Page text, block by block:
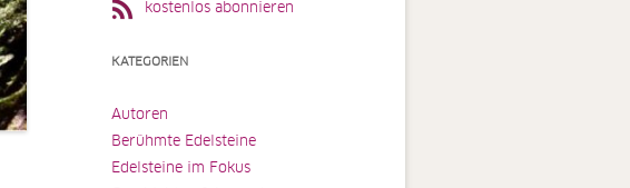
kostenlos abonnieren
KATEGORIEN
Autoren
Berühmte Edelsteine
Edelsteine im Fokus